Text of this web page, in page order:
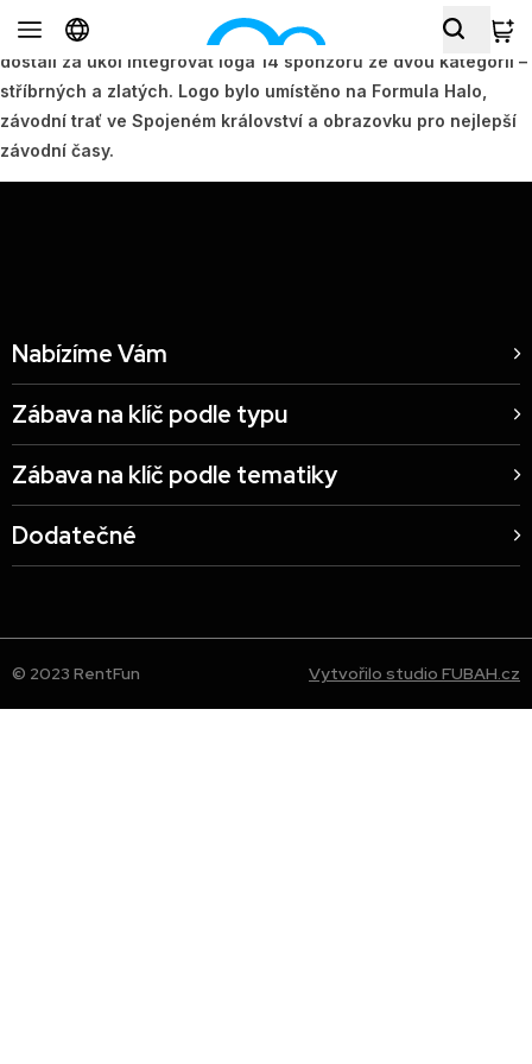
Od společnosti Arrow, sponzora týmu Formule 1 Mclaren, jsme
dostali za úkol integrovat loga 14 sponzorů ze dvou kategorií –
stříbrných a zlatých. Logo bylo umístěno na Formula Halo,
závodní trať ve Spojeném království a obrazovku pro nejlepší
závodní časy.
Nabízíme Vám
Zábava na klíč podle typu
Zábava na klíč podle tematiky
Dodatečné
© 2023 RentFun Vytvořilo studio FUBAH.cz